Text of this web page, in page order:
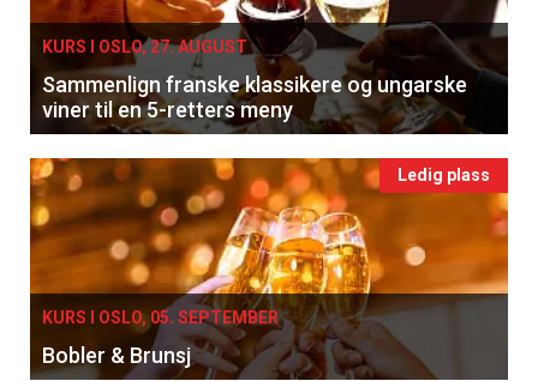
×
Få ukentlige nyhetsbrev fra
Apéritif
Vi tilbyr flere ukentlige nyhetsbrev. Du
kan fritt velge hvilke du ønsker å få
tilsendt.
Registrer deg
KURS I OSLO, 27. AUGUST
Sammenlign franske klassikere og ungarske
viner til en 5-retters meny
Ledig plass
KURS I OSLO, 05. SEPTEMBER
Bobler & Brunsj